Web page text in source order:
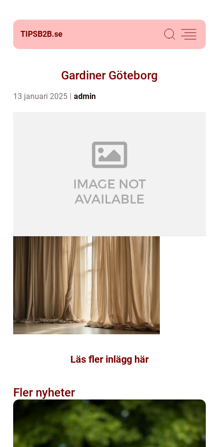
TIPSB2B.se
Gardiner Göteborg
13 januari 2025 admin
Läs fler inlägg här
Fler nyheter